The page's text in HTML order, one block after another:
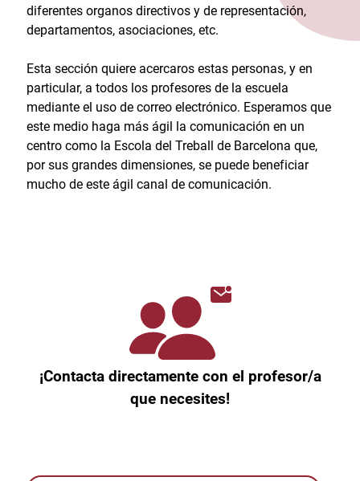
diferentes organos directivos y de representación,
departamentos, asociaciones, etc.
Esta sección quiere acercaros estas personas, y en
particular, a todos los profesores de la escuela
mediante el uso de correo electrónico. Esperamos que
este medio haga más ágil la comunicación en un
centro como la Escola del Treball de Barcelona que,
por sus grandes dimensiones, se puede beneficiar
mucho de este ágil canal de comunicación.
¡Contacta directamente con el profesor/a
que necesites!